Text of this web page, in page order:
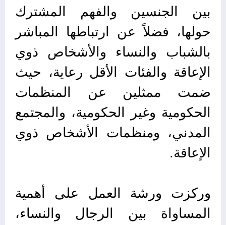
بين الجنسين والفهم المشترك
حولها، فضلاً عن ارتباطها المباشر
بالشباب والنساء والأشخاص ذوي
الإعاقة والفئات الأقل رعاية، حيث
ضمت ممثلين عن المنظمات
الحكومية وغير الحكومية، والمجتمع
المدني، ومنظمات الأشخاص ذوي
الإعاقة.
وركزت ورشة العمل على أهمية
المساواة بين الرجال والنساء،